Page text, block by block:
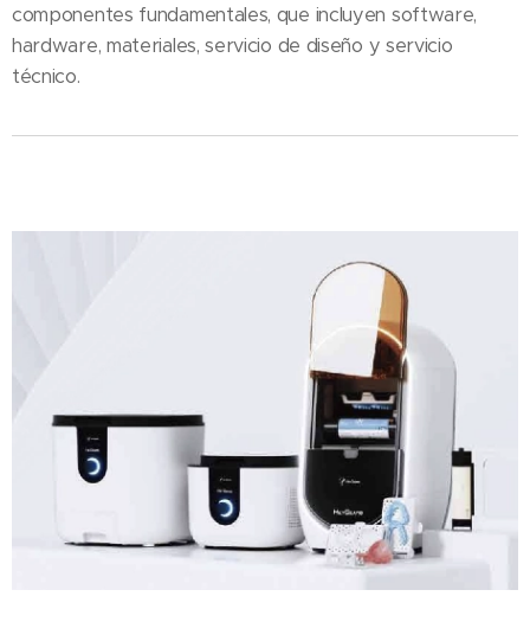
componentes fundamentales, que incluyen software,
hardware, materiales, servicio de diseño y servicio
técnico.